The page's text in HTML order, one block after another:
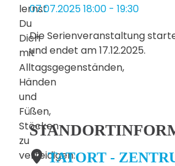
lernst
Du
Dich
mit
Alltagsgegenständen,
Händen
und
Füßen,
Stöcken
zu
verteidigen.
07.07.202518:00 - 19:30
Die Serienveranstaltung
und endet am 17.12.2025.
TATORT -